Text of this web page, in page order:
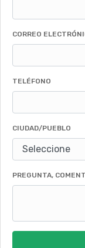
CORREO
TELÉFONO
CIUDAD/PUEBLO
PREGUNTA,